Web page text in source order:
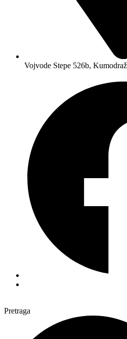
Vojvode Stepe 526b, Kumodraž
Pretraga